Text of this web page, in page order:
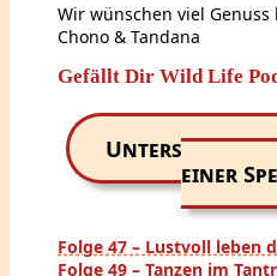
Wir wünschen viel
Chono & Tandana
Gefällt Dir Wild Life
Unterstütze
einer
Beitragsnavigation
Folge 47 – Lustvoll leben
Folge 49 – Tanzen im